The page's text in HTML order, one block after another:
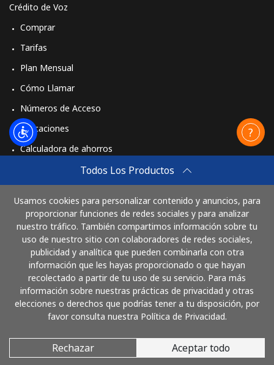
Todos Los Productos
Usamos cookies para personalizar contenido y anuncios, para
proporcionar funciones de redes sociales y para analizar
nuestro tráfico. También compartimos información sobre tu
uso de nuestro sitio con colaboradores de redes sociales,
publicidad y analítica que pueden combinarla con otra
información que les hayas proporcionado o que hayan
recolectado a partir de tu uso de su servicio. Para más
información sobre nuestras prácticas de privacidad y otras
elecciones o derechos que podrías tener a tu disposición, por
favor consulta nuestra Política de Privacidad.
Rechazar Aceptar todo
Crédito de Voz
Comprar
Tarifas
Plan Mensual
Cómo Llamar
Números de Acceso
Aplicaciones
Calculadora de ahorros
Comprar
Cómo funciona
Paga con
© 2026 LlamaCostaRica